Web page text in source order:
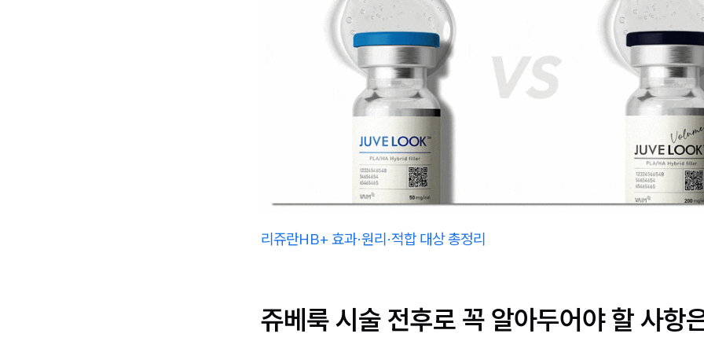
리쥬란HB+ 효과·원리·적합 대상 총정리
쥬베룩 시술 전후로 꼭 알아두어야 할 사항